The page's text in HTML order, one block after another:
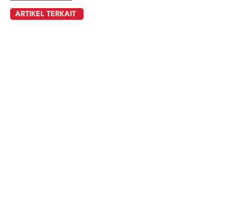
ARTIKEL TERKAIT